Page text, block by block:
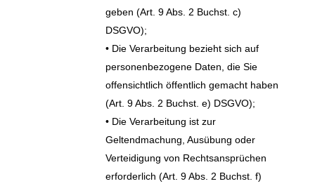
geben (Art. 9 Abs. 2 Buchst. c)
DSGVO);
• Die Verarbeitung bezieht sich auf
personenbezogene Daten, die Sie
offensichtlich öffentlich gemacht haben
(Art. 9 Abs. 2 Buchst. e) DSGVO);
• Die Verarbeitung ist zur
Geltendmachung, Ausübung oder
Verteidigung von Rechtsansprüchen
erforderlich (Art. 9 Abs. 2 Buchst. f)